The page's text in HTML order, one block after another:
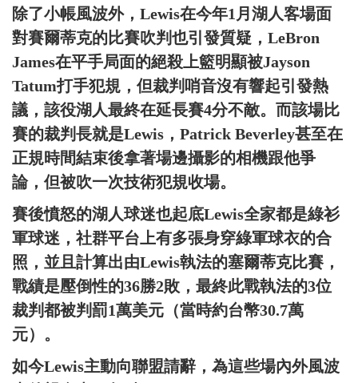
除了小帳風波外，Lewis在今年1月湖人客場面
對賽爾蒂克的比賽吹判也引發質疑，LeBron
James在平手局面的絕殺上籃明顯被Jayson
Tatum打手犯規，但裁判哨音沒有響起引發熱
議，該役湖人最終在延長賽4分不敵。而該場比
賽的裁判長就是Lewis，Patrick Beverley甚至在
正規時間結束後拿著場邊攝影的相機跟他爭
論，但被吹一次技術犯規收場。
賽後憤怒的湖人球迷也起底Lewis全家都是綠衫
軍球迷，社群平台上有多張身穿綠軍球衣的合
照，並且計算出由Lewis執法的塞爾蒂克比賽，
戰績是壓倒性的36勝2敗，最終此戰執法的3位
裁判都被判罰1萬美元（當時約台幣30.7萬
元）。
如今Lewis主動向聯盟請辭，為這些場內外風波